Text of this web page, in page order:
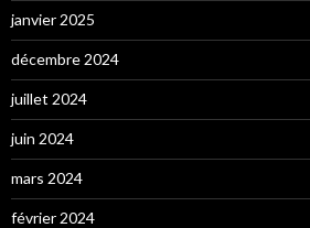
janvier 2025
décembre 2024
juillet 2024
juin 2024
mars 2024
février 2024